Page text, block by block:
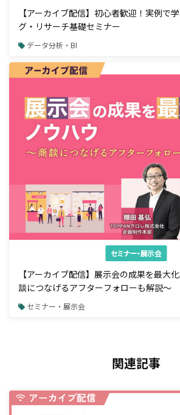
【アーカイブ配信】初心者歓迎！実例で
グ・リサーチ基礎セミナー
データ分析・BI
セミナー・展示会
【アーカイブ配信】展示会の成果を最大
談につなげるアフターフォローも解説～
セミナー・展示会
関連記事